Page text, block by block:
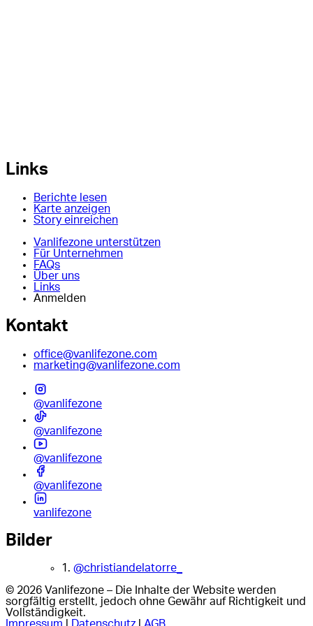
Links
Berichte lesen
Karte anzeigen
Story einreichen
Vanlifezone unterstützen
Für Unternehmen
FAQs
Über uns
Links
Anmelden
Kontakt
office@vanlifezone.com
marketing@vanlifezone.com
@vanlifezone
@vanlifezone
@vanlifezone
@vanlifezone
vanlifezone
Bilder
1. @christiandelatorre_
© 2026 Vanlifezone – Die Inhalte der Website werden
sorgfältig erstellt, jedoch ohne Gewähr auf Richtigkeit und
Vollständigkeit.